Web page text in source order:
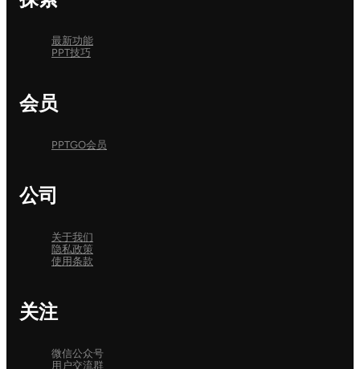
最新功能
PPT技巧
会员
PPTGO会员
公司
关于我们
隐私政策
使用条款
关注
微信公众号
用户交流群